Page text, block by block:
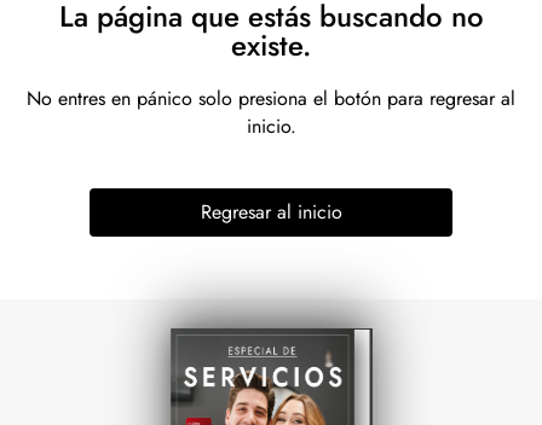
La página que estás buscando no
existe.
No entres en pánico solo presiona el botón para regresar al
inicio.
Regresar al inicio